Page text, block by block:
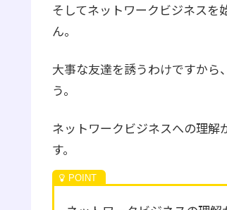
そしてネットワークビジネスを
ん。
大事な友達を誘うわけですから
う。
ネットワークビジネスへの理解
す。